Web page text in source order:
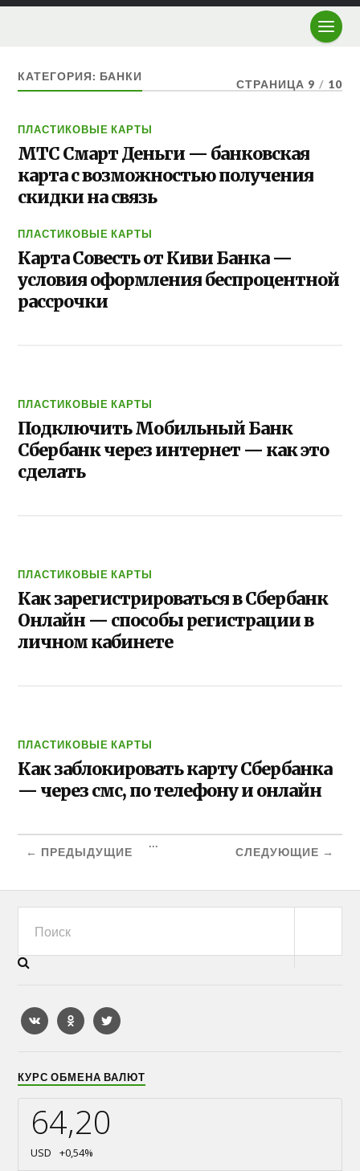
КАТЕГОРИЯ: БАНКИ
СТРАНИЦА 9 / 10
ПЛАСТИКОВЫЕ КАРТЫ
МТС Смарт Деньги — банковская
карта с возможностью получения
скидки на связь
ПЛАСТИКОВЫЕ КАРТЫ
Карта Совесть от Киви Банка —
условия оформления беспроцентной
рассрочки
ПЛАСТИКОВЫЕ КАРТЫ
Подключить Мобильный Банк
Сбербанк через интернет — как это
сделать
ПЛАСТИКОВЫЕ КАРТЫ
Как зарегистрироваться в Сбербанк
Онлайн — способы регистрации в
личном кабинете
ПЛАСТИКОВЫЕ КАРТЫ
Как заблокировать карту Сбербанка
— через смс, по телефону и онлайн
← ПРЕДЫДУЩИЕ
...
СЛЕДУЮЩИЕ →
КУРС ОБМЕНА ВАЛЮТ
64,20
USD +0,54%